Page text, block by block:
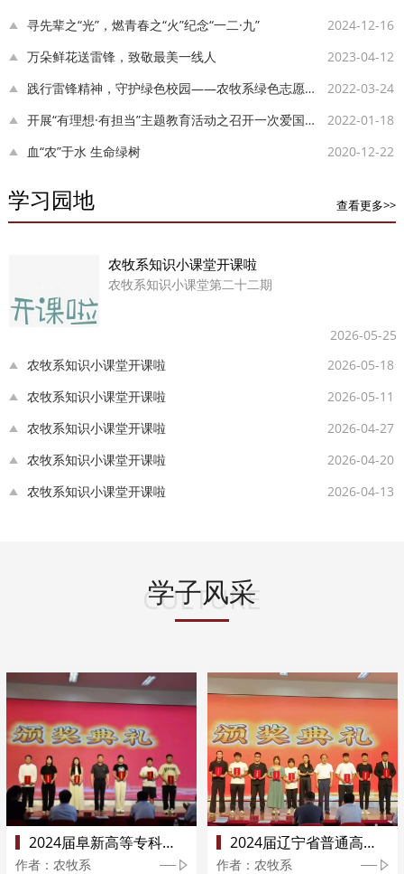
旨，流程紧凑有序，为...
2024-12-16
寻先辈之“光”，燃青春之“火”纪念“一二·九”
2023-04-12
万朵鲜花送雷锋，致敬最美一线人
2022-03-24
践行雷锋精神，守护绿色校园——农牧系绿色志愿者协会到图书馆开展学雷锋志...
2022-01-18
开展“有理想·有担当”主题教育活动之召开一次爱国主题班会
2020-12-22
血“农”于水 生命绿树
学习园地 查看更多>>
农牧系知识小课堂开课啦
农牧系知识小课堂第二十二期
2026-05-25
2026-05-18
农牧系知识小课堂开课啦
2026-05-11
农牧系知识小课堂开课啦
2026-04-27
农牧系知识小课堂开课啦
2026-04-20
农牧系知识小课堂开课啦
2026-04-13
农牧系知识小课堂开课啦
学子风采
CULTURE
2024届阜新高等专科学校优秀毕业生代表
作者：农牧系
2024届辽宁省普通高校优秀毕业生
作者：农牧系